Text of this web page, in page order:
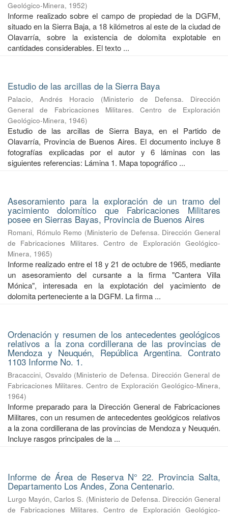
Geológico-Minera, 1952)
Informe realizado sobre el campo de propiedad de la DGFM,
situado en la Sierra Baja, a 18 kilómetros al este de la ciudad de
Olavarría, sobre la existencia de dolomita explotable en
cantidades considerables. El texto ...
Estudio de las arcillas de la Sierra Baya
Palacio, Andrés Horacio (Ministerio de Defensa. Dirección
General de Fabricaciones Militares. Centro de Exploración
Geológico-Minera, 1946)
Estudio de las arcillas de Sierra Baya, en el Partido de
Olavarría, Provincia de Buenos Aires. El documento incluye 8
fotografías explicadas por el autor y 6 láminas con las
siguientes referencias: Lámina 1. Mapa topográfico ...
Asesoramiento para la exploración de un tramo del
yacimiento dolomítico que Fabricaciones Militares
posee en Sierras Bayas, Provincia de Buenos Aires
Romani, Rómulo Remo (Ministerio de Defensa. Dirección General
de Fabricaciones Militares. Centro de Exploración Geológico-
Minera, 1965)
Informe realizado entre el 18 y 21 de octubre de 1965, mediante
un asesoramiento del cursante a la firma "Cantera Villa
Mónica", interesada en la explotación del yacimiento de
dolomita perteneciente a la DGFM. La firma ...
Ordenación y resumen de los antecedentes geológicos
relativos a la zona cordillerana de las provincias de
Mendoza y Neuquén, República Argentina. Contrato
1103 Informe No. 1.
Bracaccini, Osvaldo (Ministerio de Defensa. Dirección General de
Fabricaciones Militares. Centro de Exploración Geológico-Minera,
1964)
Informe preparado para la Dirección General de Fabricaciones
Militares, con un resumen de antecedentes geológicos relativos
a la zona cordillerana de las provincias de Mendoza y Neuquén.
Incluye rasgos principales de la ...
Informe de Área de Reserva N° 22. Provincia Salta,
Departamento Los Andes, Zona Centenario.
Lurgo Mayón, Carlos S. (Ministerio de Defensa. Dirección General
de Fabricaciones Militares. Centro de Exploración Geológico-